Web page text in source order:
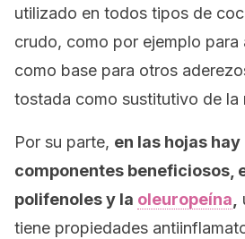
utilizado en todos tipos de
crudo, como por ejemplo para
como base para otros
tostada como sustitutivo de la
Por su parte, en las hojas
componentes beneficiosos,
polifenoles y la oleuropeína
tiene propiedades